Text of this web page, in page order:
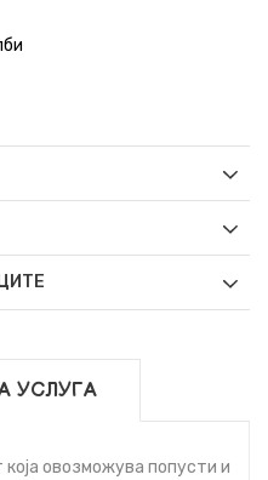
УСЛУГА
која овозможува попусти и